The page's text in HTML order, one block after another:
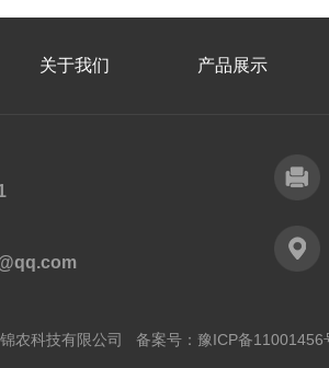
关于我们 产品展示
农科技有限公司 备案号： 豫ICP备11001456